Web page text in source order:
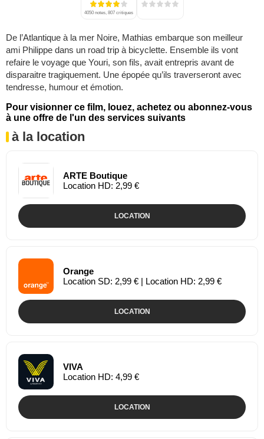
4050 notes, 807 critiques
De l’Atlantique à la mer Noire, Mathias embarque son meilleur
ami Philippe dans un road trip à bicyclette. Ensemble ils vont
refaire le voyage que Youri, son fils, avait entrepris avant de
disparaitre tragiquement. Une épopée qu’ils traverseront avec
tendresse, humour et émotion.
Pour visionner ce film, louez, achetez ou abonnez-vous
à une offre de l'un des services suivants
à la location
ARTE Boutique
Location HD: 2,99 €
LOCATION
Orange
Location SD: 2,99 € | Location HD: 2,99 €
LOCATION
VIVA
Location HD: 4,99 €
LOCATION